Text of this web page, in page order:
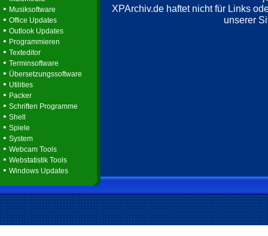
• Musiksoftware
• Office Updates
• Outlook Updates
• Programmieren
• Texteditor
• Terminsoftware
• Übersetzungssoftware
• Utilities
• Packer
• Schriften Programme
• Shell
• Spiele
• System
• Webcam Tools
• Webstatistik Tools
• Windows Updates
XPArchiv.de haftet nicht für Links
unserer